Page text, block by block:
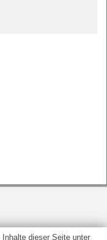
Inhalte dieser Seite unter